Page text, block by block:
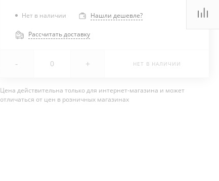
Нет в наличии Нашли дешевле?
Рассчитать доставку
- + НЕТ В НАЛИЧИИ
Цена действительна только для интернет-магазина и может
отличаться от цен в розничных магазинах